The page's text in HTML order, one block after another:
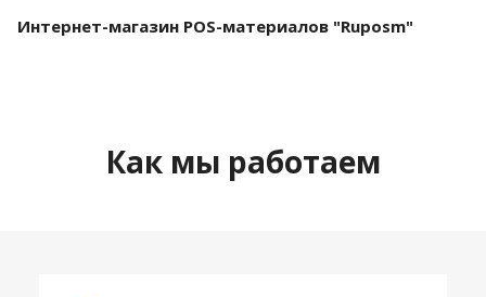
Интернет-магазин POS-материалов "Ruposm"
Как мы работаем